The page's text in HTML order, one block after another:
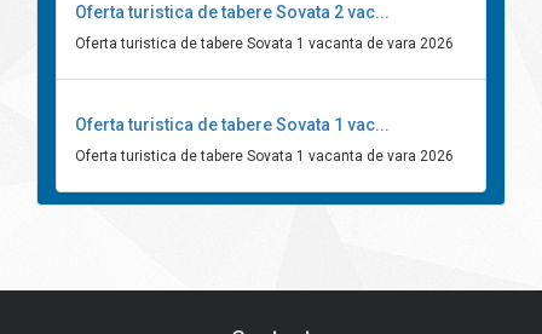
Oferta turistica de tabere Sovata 2 vac...
Oferta turistica de tabere Sovata 1 vacanta de vara 2026
Oferta turistica de tabere Sovata 1 vac...
Oferta turistica de tabere Sovata 1 vacanta de vara 2026